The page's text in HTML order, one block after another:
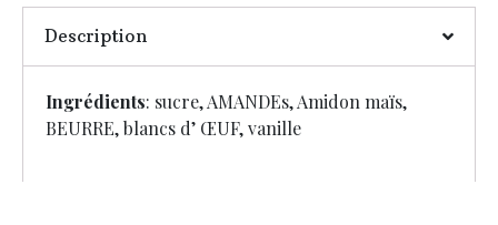
Description
Ingrédients: sucre, AMANDEs, Amidon maïs,
BEURRE, blancs d’ ŒUF, vanille